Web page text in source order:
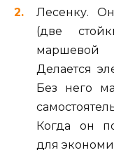
Лесенку.
(две
Делается
Без него
Когда он
для